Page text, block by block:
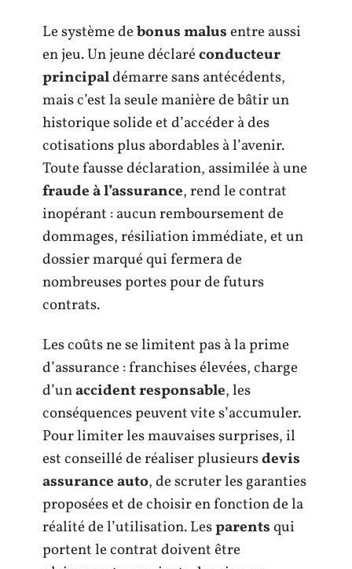
Le système debonus malusentre aussi
en jeu. Un jeune déclaréconducteur
principaldémarre sans antécédents,
mais c’est la seule manière de bâtir un
historique solide et d’accéder à des
cotisations plus abordables à l’avenir.
Toute fausse déclaration, assimilée à une
fraude à l’assurance, rend le contrat
inopérant : aucun remboursement de
dommages, résiliation immédiate, et un
dossier marqué qui fermera de
nombreuses portes pour de futurs
contrats.
Les coûts ne se limitent pas à la prime
d’assurance : franchises élevées, charge
d’unaccident responsable, les
conséquences peuvent vite s’accumuler.
Pour limiter les mauvaises surprises, il
est conseillé de réaliser plusieursdevis
assurance auto, de scruter les garanties
proposées et de choisir en fonction de la
réalité de l’utilisation. Lesparentsqui
portent le contrat doivent être